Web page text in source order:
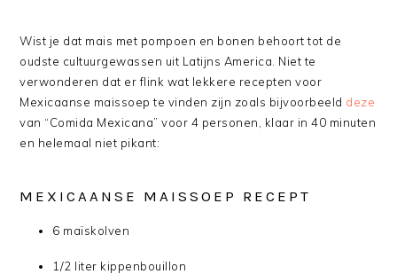
Wist je dat mais met pompoen en bonen behoort tot de
oudste cultuurgewassen uit Latijns America. Niet te
verwonderen dat er flink wat lekkere recepten voor
Mexicaanse maissoep te vinden zijn zoals bijvoorbeeld deze
van “Comida Mexicana” voor 4 personen, klaar in 40 minuten
en helemaal niet pikant:
MEXICAANSE MAISSOEP RECEPT
6 maïskolven
1/2 liter kippenbouillon